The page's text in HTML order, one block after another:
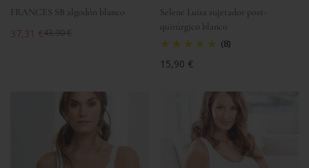
FRANCES SB algodón blanco
Precio
37,31 €
Precio
43,90 €
Selene Luisa sujetador post-
quirúrgico blanco
(8)
Precio
15,90 €